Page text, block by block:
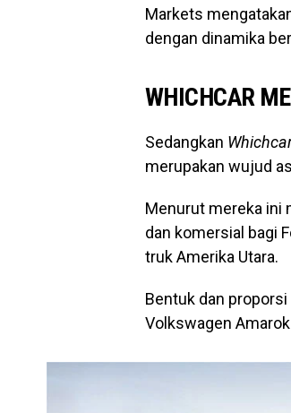
Markets
dengan dinamika
WHICHCAR
Sedangkan
merupakan wujud
Menurut mereka ini
dan komersial bagi
truk Amerika Utara.
Bentuk dan
Volkswagen